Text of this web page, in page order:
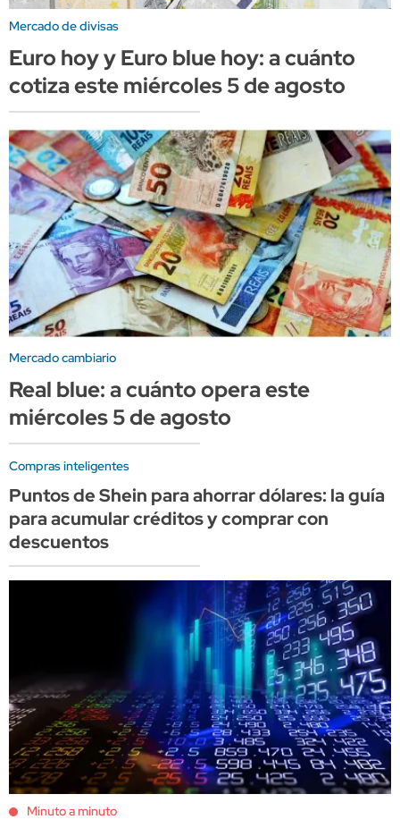
Mercado de divisas
Euro hoy y Euro blue hoy: a cuánto
cotiza este miércoles 5 de agosto
Mercado cambiario
Real blue: a cuánto opera este
miércoles 5 de agosto
Compras inteligentes
Puntos de Shein para ahorrar dólares: la guía
para acumular créditos y comprar con
descuentos
Minuto a minuto